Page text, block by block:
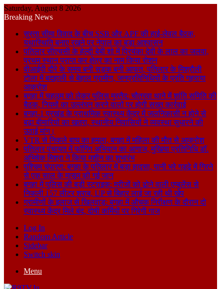
Saturday, August 8 2026
Breaking News
सुस्ता सीमा विवाद के बीच SSB और APF की हाई-लेवल बैठक,
यथास्थिति बनाए रखने पर नेपाल का बड़ा आश्वासन
पतिलार सीएचसी के हेल्दी बेबी शो में प्रियंका देवी के लाल का जलवा,
प्रथम स्थान प्राप्त कर क्षेत्र का नाम किया रोशन
वीआईपी दौरे के समय बनी सड़क बनी आफत, पतिलार के मिश्रौली
टोला में बदहाली से बेहाल ग्रामीण, जनप्रतिनिधियों के प्रति गहराया
आक्रोश
बगहा में चहलूम को लेकर पुलिस मुस्तैद: चौतरवा थाने में शांति समिति की
बैठक, नियमों का उल्लंघन करने वालों पर होगी सख्त कार्रवाई
बगहा-1 प्रखंड के प्राथमिक स्वास्थ्य केंद्र में जलनिकासी न होने से
बढ़ा बीमारियों का खतरा, स्थानीय निवासियों ने व्यवस्था सुधारने की
उठाई मांग।
VTR से निकले बाघ का हमला, बगहा में महिला की मौत से आक्रोश
पतिलार पंचायत में फॉगिंग अभियान का आगाज, मुखिया प्रतिनिधि डॉ.
अभिषेक मिश्रा ने किया मशीन का शुभारंभ
पश्चिम चंपारण: बगहा के पतिलार में बड़ा हादसा, पानी भरे गड्ढे में गिरने
से एक साल के मासूम की गई जान
बगहा में पुलिस की बड़ी स्ट्राइक: मरीजों को ढोने वाली एम्बुलेंस से
निकली 157 लीटर शराब, UP से बिहार लाई जा रही थी खेप
ग्रामीणों के इलाज से खिलवाड़: बगहा में औचक निरीक्षण के दौरान दो
स्वास्थ्य केंद्र मिले बंद, दोषी कर्मियों पर गिरेगी गाज
Log In
Random Article
Sidebar
Switch skin
Menu